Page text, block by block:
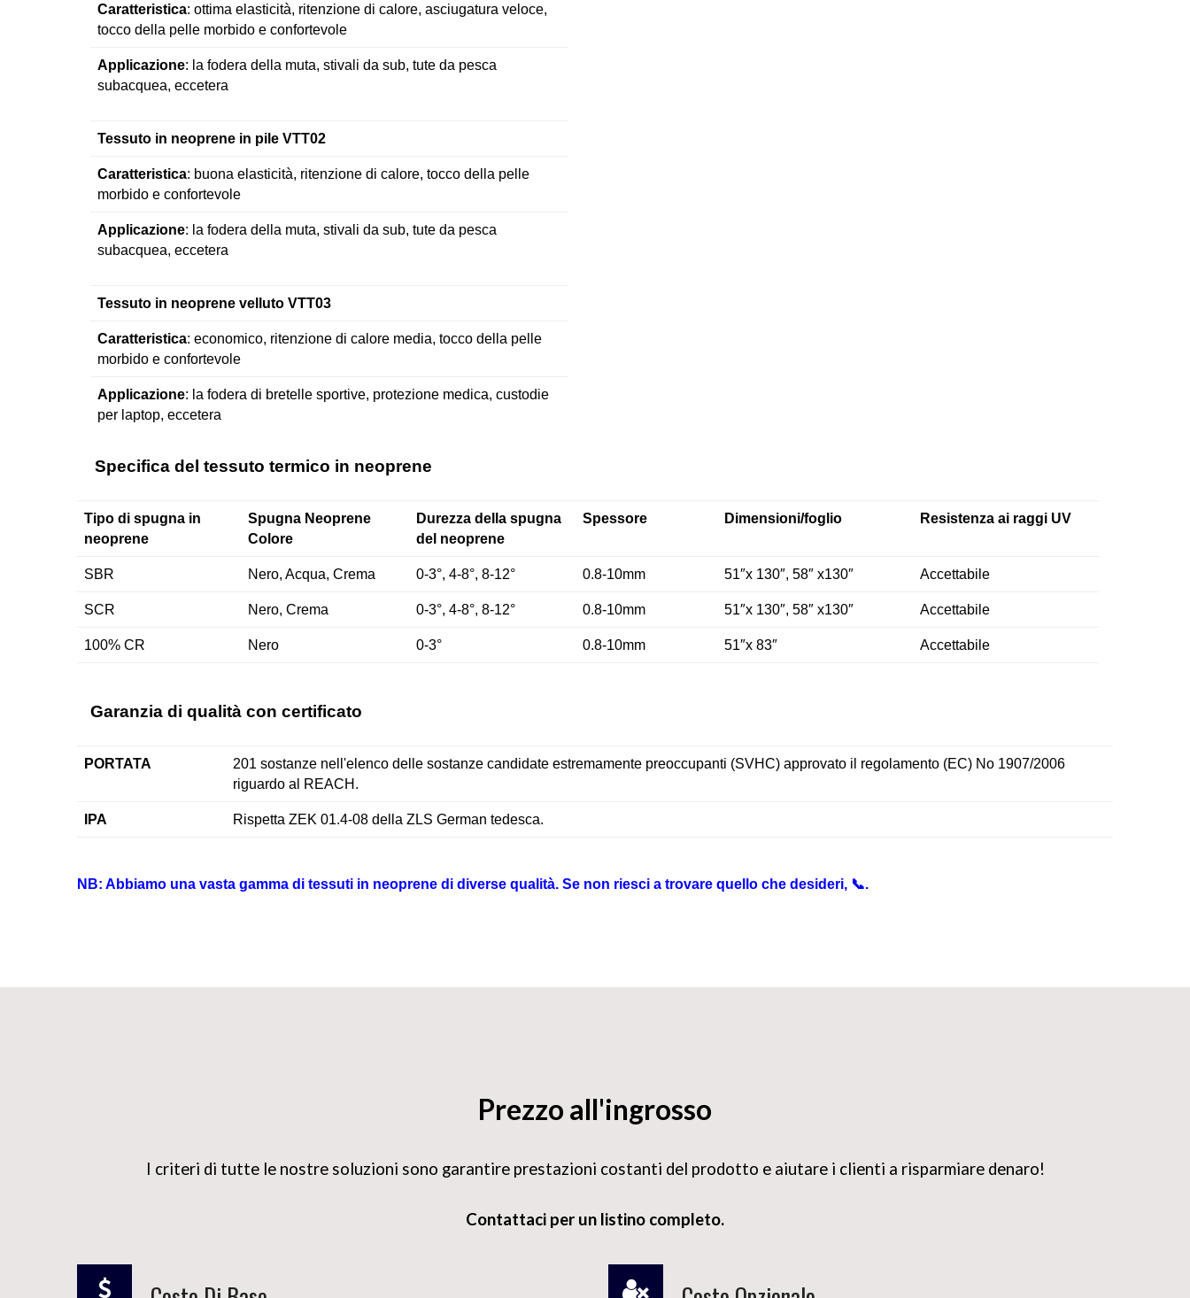
Caratteristica: ottima elasticità, ritenzione di calore, asciugatura veloce,
tocco della pelle morbido e confortevole
Applicazione: la fodera della muta, stivali da sub, tute da pesca
subacquea, eccetera
Tessuto in neoprene in pile VTT02
Caratteristica: buona elasticità, ritenzione di calore, tocco della pelle
morbido e confortevole
Applicazione: la fodera della muta, stivali da sub, tute da pesca
subacquea, eccetera
Tessuto in neoprene velluto VTT03
Caratteristica: economico, ritenzione di calore media, tocco della pelle
morbido e confortevole
Applicazione: la fodera di bretelle sportive, protezione medica, custodie
per laptop, eccetera
Specifica del tessuto termico in neoprene
Tipo di spugna in
neoprene
Spugna Neoprene
Colore
Durezza della spugna
del neoprene
Spessore Dimensioni/foglio Resistenza ai raggi UV
SBR Nero, Acqua, Crema 0-3°, 4-8°, 8-12° 0.8-10mm 51″x 130″, 58″ x130″ Accettabile
SCR Nero, Crema 0-3°, 4-8°, 8-12° 0.8-10mm 51″x 130″, 58″ x130″ Accettabile
100% CR Nero 0-3° 0.8-10mm 51″x 83″ Accettabile
Garanzia di qualità con certificato
PORTATA
201 sostanze nell'elenco delle sostanze candidate estremamente preoccupanti (SVHC) approvato il regolamento (EC) No 1907/2006
riguardo al REACH.
IPA Rispetta ZEK 01.4-08 della ZLS German tedesca.
NB: Abbiamo una vasta gamma di tessuti in neoprene di diverse qualità. Se non riesci a trovare quello che desideri, 📞.
Prezzo all'ingrosso
I criteri di tutte le nostre soluzioni sono garantire prestazioni costanti del prodotto e aiutare i clienti a risparmiare denaro!
Contattaci per un listino completo.